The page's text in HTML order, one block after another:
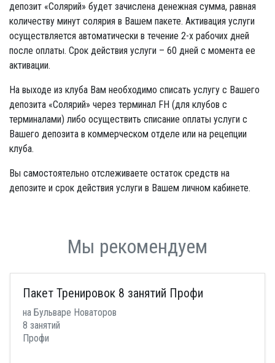
депозит «Солярий» будет зачислена денежная сумма, равная
количеству минут солярия в Вашем пакете. Активация услуги
осуществляется автоматически в течение 2-х рабочих дней
после оплаты. Срок действия услуги – 60 дней с момента ее
активации.
На выходе из клуба Вам необходимо списать услугу с Вашего
депозита «Солярий» через терминал FH (для клубов с
терминалами) либо осуществить списание оплаты услуги с
Вашего депозита в коммерческом отделе или на рецепции
клуба.
Вы самостоятельно отслеживаете остаток средств на
депозите и срок действия услуги в Вашем личном кабинете.
Мы рекомендуем
Пакет Тренировок 8 занятий Профи
на Бульваре Новаторов
8 занятий
Профи